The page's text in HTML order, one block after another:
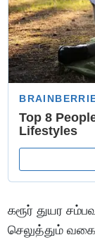
கரூர் துயர
செலுத்தும்